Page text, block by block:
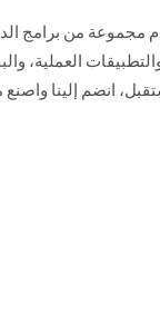
من برامج
العملية،
انضم إلينا